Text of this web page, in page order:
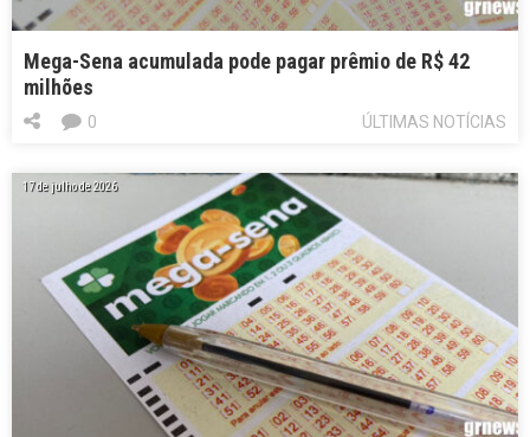
Mega-Sena acumulada pode pagar prêmio de R$ 42
milhões
ÚLTIMAS NOTÍCIAS
0
17 de julho de 2026